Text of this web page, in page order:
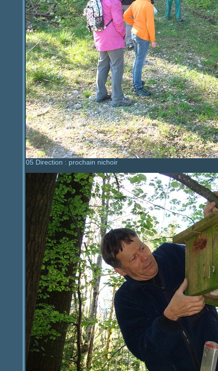
05 Direction : prochain nichoir